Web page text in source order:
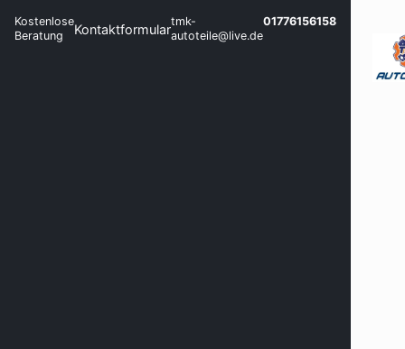
Kostenlose
Beratung
Kontaktformulartmk-
autoteile@live.de
01776156158